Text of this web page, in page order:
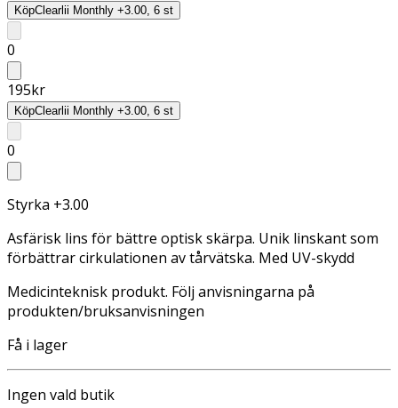
KöpClearlii Monthly +3.00, 6 st
0
195kr
KöpClearlii Monthly +3.00, 6 st
0
Styrka +3.00
Asfärisk lins för bättre optisk skärpa. Unik linskant som
förbättrar cirkulationen av tårvätska. Med UV-skydd
Medicinteknisk produkt. Följ anvisningarna på
produkten/bruksanvisningen
Få i lager
Ingen vald butik